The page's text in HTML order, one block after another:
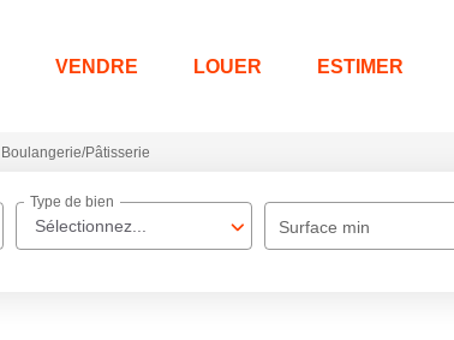
VENDRE LOUER ESTIMER
Boulangerie/Pâtisserie
Sélectionnez...
Type de bien
Surface min